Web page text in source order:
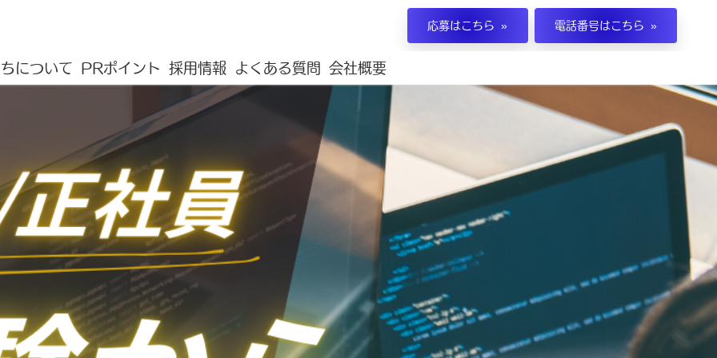
応募はこちら 電話番号はこちら
について PRポイント 採用情報 よくある質問 会社概要